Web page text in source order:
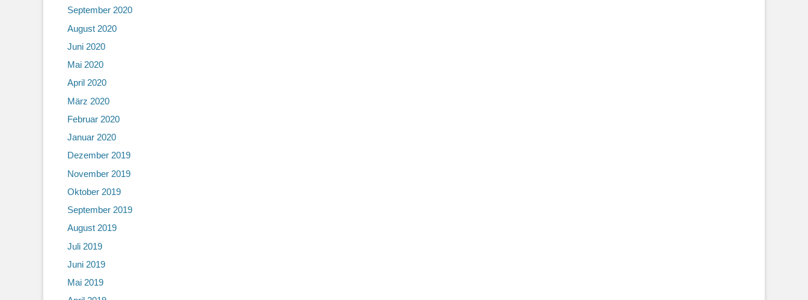
September 2020
August 2020
Juni 2020
Mai 2020
April 2020
März 2020
Februar 2020
Januar 2020
Dezember 2019
November 2019
Oktober 2019
September 2019
August 2019
Juli 2019
Juni 2019
Mai 2019